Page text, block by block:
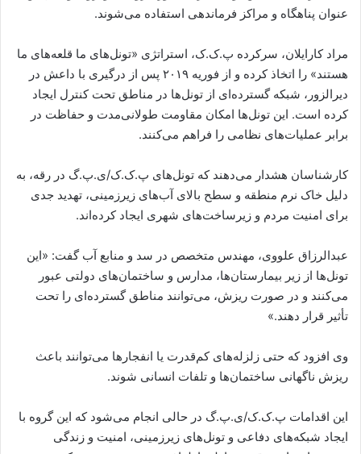
عنوان پناهگاه و مراکز فرماندهی استفاده می‌شوند.
مراد کارایلان، سرکرده پ.ک.ک، استراتژی «تونل‌های ما قلعه‌های ما
هستند» را اتخاذ کرده و از فوریه ۲۰۱۹ پس از درگیری با داعش در
دیرالزور، شبکه گسترده‌ای از تونل‌ها در مناطق تحت کنترل ایجاد
کرده است. این تونل‌ها امکان مقاومت طولانی‌مدت و حفاظت در
برابر عملیات‌های نظامی را فراهم می‌کنند.
کارشناسان هشدار می‌دهند که تونل‌های پ.ک.ک/ی.پ.گ در رقه، به
دلیل خاک نرم منطقه و سطح بالای آب‌های زیرزمینی، تهدید جدی
برای امنیت مردم و زیرساخت‌های شهری ایجاد کرده‌اند.
عبدالرزاق علووی، مهندس متخصص در سد و منابع آب گفت: «این
تونل‌ها از زیر بیمارستان‌ها، مدارس و ساختمان‌های دولتی عبور
می‌کنند و در صورت ریزش، می‌توانند مناطق گسترده‌ای را تحت
تأثیر قرار دهند.»
وی افزود که حتی زلزله‌های کم‌قدرت یا انفجارها می‌توانند باعث
ریزش ناگهانی ساختمان‌ها و تلفات انسانی شوند.
این اقدامات پ.ک.ک/ی.پ.گ در حالی انجام می‌شود که این گروه با
ایجاد شبکه‌های دفاعی و تونل‌های زیرزمینی، امنیت و زندگی